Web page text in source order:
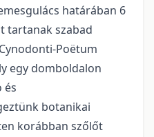
határában 6
tartanak szabad
Poëtum
egy domboldalon
és
botanikai
korábban szőlőt